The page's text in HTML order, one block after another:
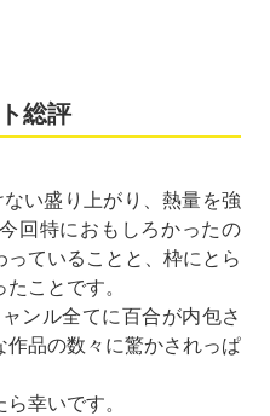
総評
い盛り上がり、熱量を強
回特におもしろかったの
ていることと、枠にとら
ことです。
ンル全てに百合が内包さ
品の数々に驚かされっぱ
幸いです。